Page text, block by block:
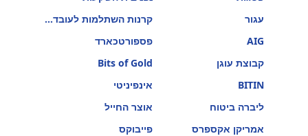
עגור
קרנות השתלמות לעובדי הוראה
AIG
פספורטכארד
קבוצת עוגן
Bits of Gold
BITIN
אינפיניטי
ליברה ביטוח
אוצר החייל
אמריקן אקספרס
פייבוקס